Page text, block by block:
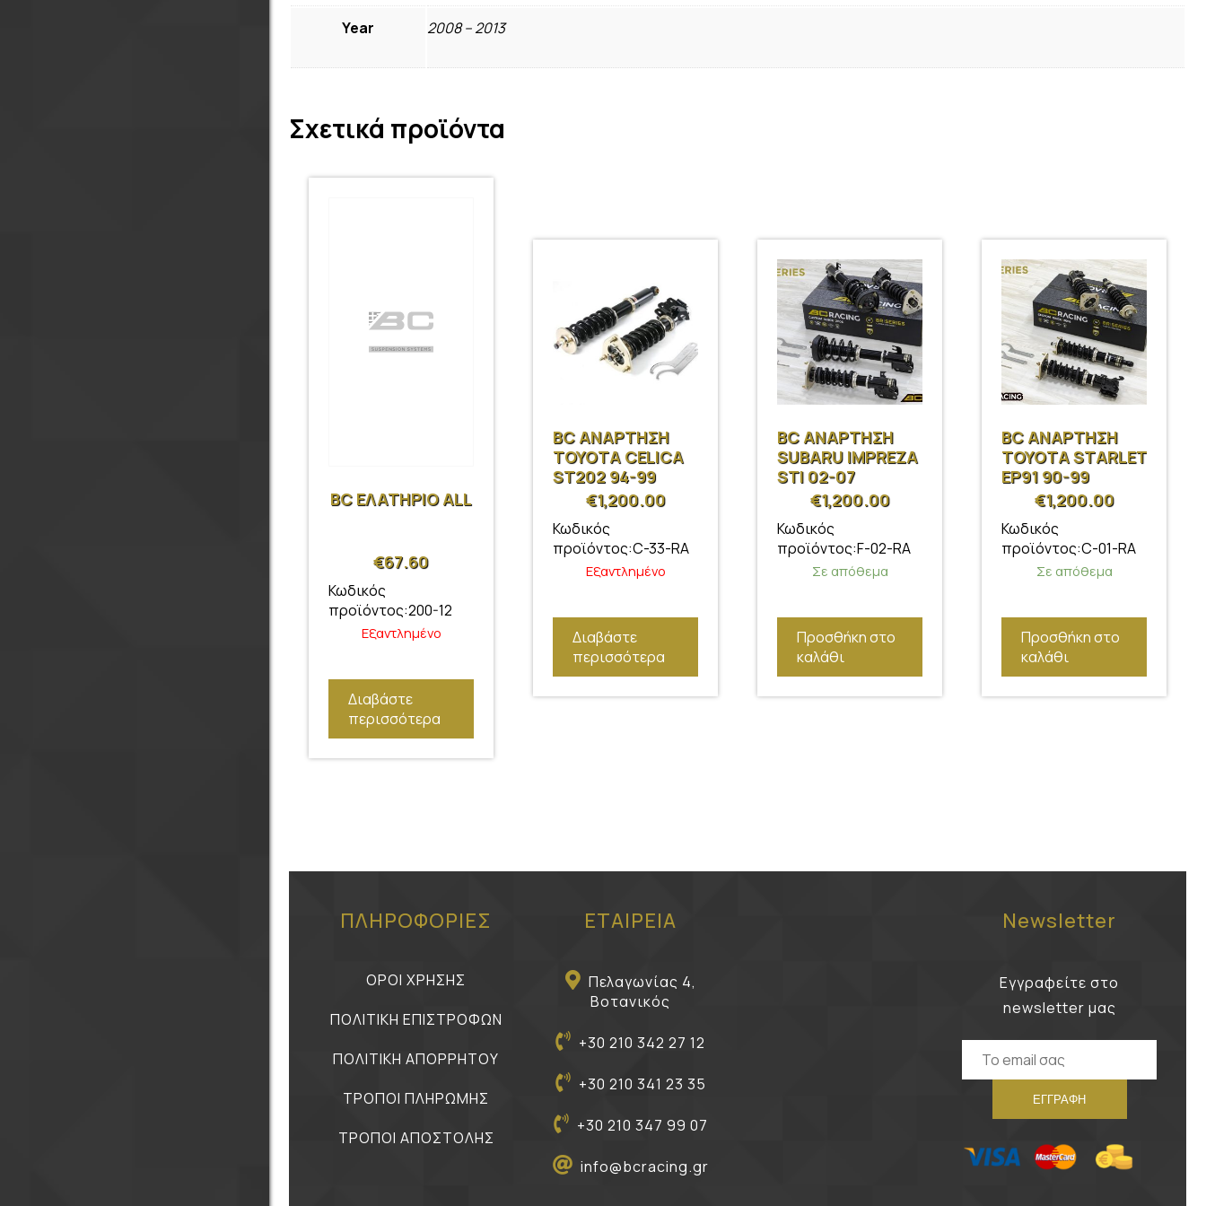
Year 2008 – 2013
Σχετικά προϊόντα
BC ΕΛΑΤΗΡΙΟ ALL
€67.60
Κωδικός
προϊόντος:200-12
Εξαντλημένο
Διαβάστε
περισσότερα
BC ΑΝΑΡΤΗΣΗ
ΤΟΥΟΤΑ CELICA
ST202 94-99
€1,200.00
Κωδικός
προϊόντος:C-33-RA
Εξαντλημένο
Διαβάστε
περισσότερα
BC ΑΝΑΡΤΗΣΗ
SUBARU IMPREZA
STI 02-07
€1,200.00
Κωδικός
προϊόντος:F-02-RA
Σε απόθεμα
Προσθήκη στο
καλάθι
BC ΑΝΑΡΤΗΣΗ
TOYOTA STARLET
EP91 90-99
€1,200.00
Κωδικός
προϊόντος:C-01-RA
Σε απόθεμα
Προσθήκη στο
καλάθι
ΠΛΗΡΟΦΟΡΙΕΣ
ΟΡΟΙ ΧΡΗΣΗΣ
ΠΟΛΙΤΙΚΗ ΕΠΙΣΤΡΟΦΩΝ
ΠΟΛΙΤΙΚΗ ΑΠΟΡΡΗΤΟΥ
ΤΡΟΠΟΙ ΠΛΗΡΩΜΗΣ
ΤΡΟΠΟΙ ΑΠΟΣΤΟΛΗΣ
ΕΤΑΙΡΕΙΑ
Πελαγωνίας 4,
Βοτανικός
+30 210 342 27 12
+30 210 341 23 35
+30 210 347 99 07
info@bcracing.gr
Newsletter
Εγγραφείτε στο
newsletter μας